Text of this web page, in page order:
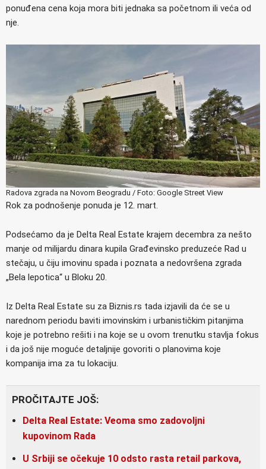
ponuđena cena koja mora biti jednaka sa početnom ili veća od
nje.
Radova zgrada na Novom Beogradu / Foto: Google Street View
Rok za podnošenje ponuda je 12. mart.
Podsećamo da je Delta Real Estate krajem decembra za nešto
manje od milijardu dinara kupila Građevinsko preduzeće Rad u
stečaju, u čiju imovinu spada i poznata a nedovršena zgrada
„Bela lepotica“ u Bloku 20.
Iz Delta Real Estate su za Biznis.rs tada izjavili da će se u
narednom periodu baviti imovinskim i urbanističkim pitanjima
koje je potrebno rešiti i na koje se u ovom trenutku stavlja fokus
i da još nije moguće detaljnije govoriti o planovima koje
kompanija ima za tu lokaciju.
PROČITAJTE JOŠ:
Delta Real Estate: Veoma smo zadovoljni
kupovinom Rada
U Srbiji se očekuje 10 odsto rasta retail parkova,